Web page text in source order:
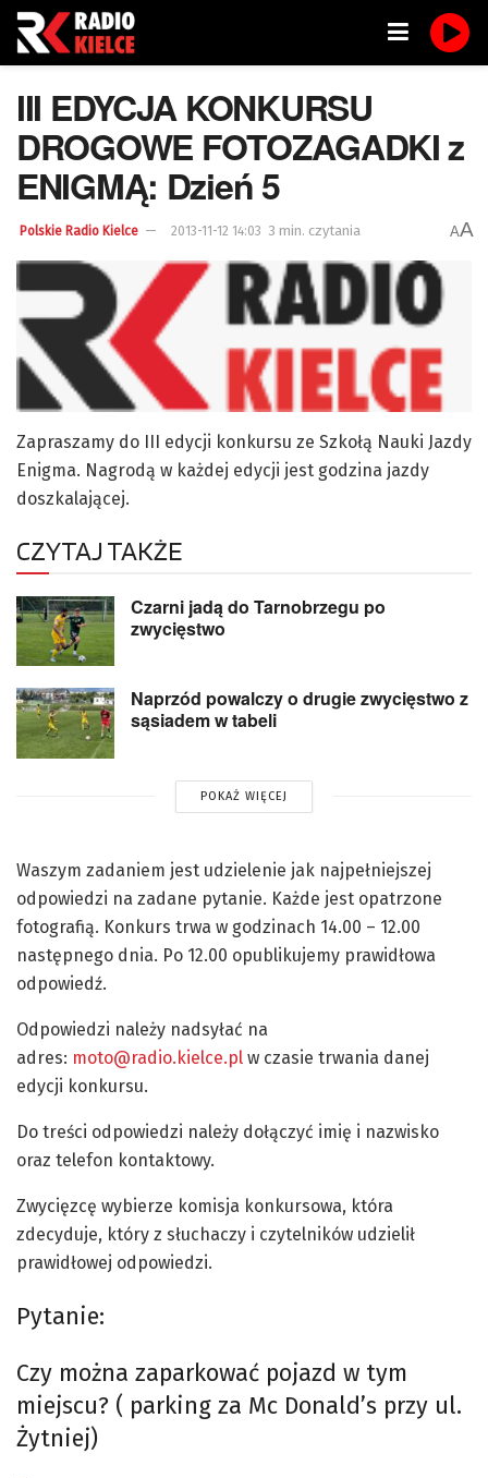
III EDYCJA KONKURSU
DROGOWE FOTOZAGADKI z
ENIGMĄ: Dzień 5
Polskie Radio Kielce 2013-11-12 14:03 3 min. czytania AA
Zapraszamy do III edycji konkursu ze Szkołą Nauki Jazdy
Enigma. Nagrodą w każdej edycji jest godzina jazdy
doszkalającej.
CZYTAJ TAKŻE
Czarni jadą do Tarnobrzegu po
zwycięstwo
Naprzód powalczy o drugie zwycięstwo z
sąsiadem w tabeli
POKAŻ WIĘCEJ
Waszym zadaniem jest udzielenie jak najpełniejszej
odpowiedzi na zadane pytanie. Każde jest opatrzone
fotografią. Konkurs trwa w godzinach 14.00 – 12.00
następnego dnia. Po 12.00 opublikujemy prawidłowa
odpowiedź.
Odpowiedzi należy nadsyłać na
adres: moto@radio.kielce.pl w czasie trwania danej
edycji konkursu.
Do treści odpowiedzi należy dołączyć imię i nazwisko
oraz telefon kontaktowy.
Zwycięzcę wybierze komisja konkursowa, która
zdecyduje, który z słuchaczy i czytelników udzielił
prawidłowej odpowiedzi.
Pytanie:
Czy można zaparkować pojazd w tym
miejscu? ( parking za Mc Donald’s przy ul.
Żytniej)